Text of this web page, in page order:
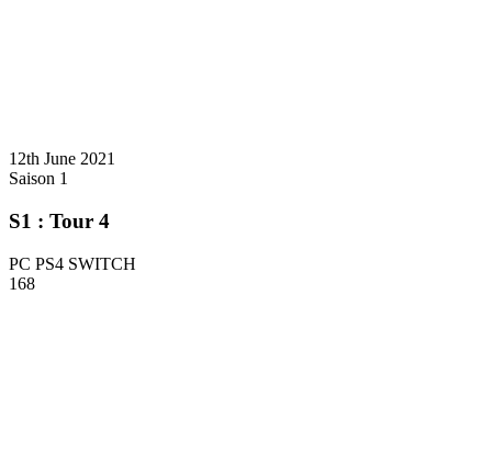
12th June 2021
Saison 1
S1 : Tour 4
PC PS4 SWITCH
168